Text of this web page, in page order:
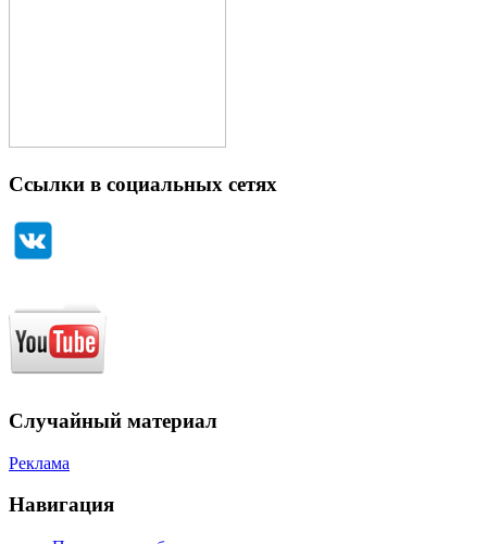
Ссылки в социальных сетях
Случайный материал
Реклама
Навигация